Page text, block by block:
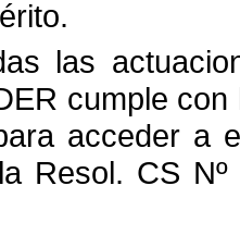
las
cumple
acceder a
Resol. CS